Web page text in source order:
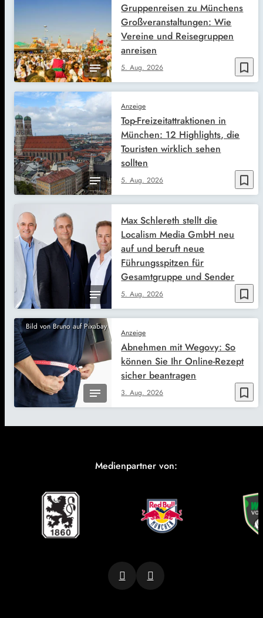
bookmark_border
5. Aug. 2026
Gruppenreisen zu Münchens
Großveranstaltungen: Wie
Vereine und Reisegruppen
anreisen
bookmark_border
Anzeige
5. Aug. 2026
Top-Freizeitattraktionen in
München: 12 Highlights, die
Touristen wirklich sehen
sollten
bookmark_border
5. Aug. 2026
Max Schlereth stellt die
Localism Media GmbH neu
auf und beruft neue
Führungsspitzen für
Gesamtgruppe und Sender
Bild von Bruno auf Pixabay
bookmark_border
Anzeige
3. Aug. 2026
Abnehmen mit Wegovy: So
können Sie Ihr Online-Rezept
sicher beantragen
Medienpartner von: